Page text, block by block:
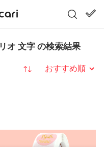
オ 文字 の検索結果
並び替え